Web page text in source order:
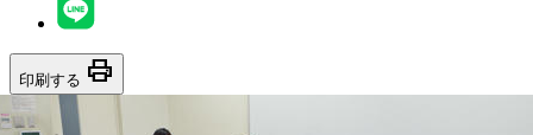
印刷する print